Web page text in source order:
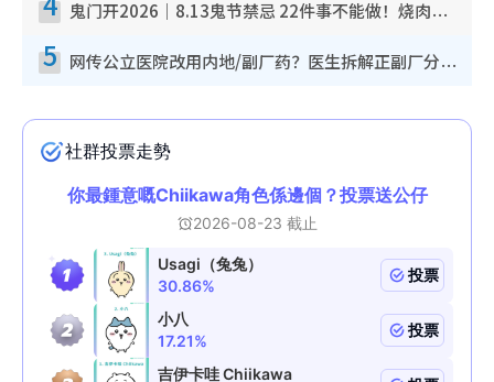
鬼门开2026｜8.13鬼节禁忌 22件事不能做！烧肉、刺身要少食？半夜勿吹口哨/打给个电话
5 网传公立医院改用内地/副厂药？医生拆解正副厂分别，揭4类人换药随时出事